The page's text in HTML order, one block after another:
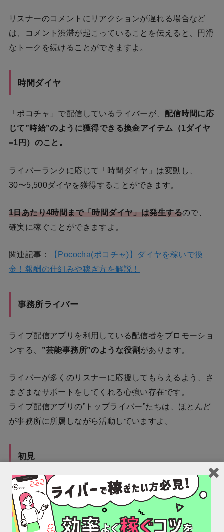
リスナーのコメントにリアクションが遅れる場合など
は、コメント渋滞が起こっていることを伝えると、円滑
なトークを続けることができますよ。
時間ダイヤ
「ポコチャ」で配信しているライバーが、 配信時間に応
じて”時給”のように獲得できる換金アイテム（1ダイヤ
=1円）のこと。
ライバーランクに応じて「時間ダイヤ」は変動し、
30〜5,500ダイヤを獲得することができます。
1日あたり4時間まで「時間ダイヤ」は発生するので、
確実に稼ぐことができますよ。
関連記事：
【Pococha(ポコチャ)】ダイヤを稼いで換
金！報酬の仕組みや稼ぎ方を解説！
事務所ライバー
ライブ配信アプリを利用している配信者をプロモーショ
ンする、 ”芸能事務所”のような役割 があります。
ライバーが多くのリスナーに応援してもらえるよう、さ
まざまなサポートをしてくれる心強い存在です。
ライブ配信アプリの”トップライバー”たちは、ほとんど
が事務所に所属しながら活動していますよ。
初見
ライブ配信に初めて参加してくれたリスナーのこと。
”初見さん”と呼ばれ、ライバーたちは固定リスナーにな
ってもらえるよう、「初めまして！」など丁寧に対応を